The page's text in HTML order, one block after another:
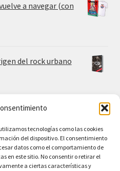
tecnologías como las cookies
del dispositivo. El consentimiento
datos como el comportamiento de
en este sitio. No consentir o retirar el
a ciertas características y
a navegar (con
del rock urbano